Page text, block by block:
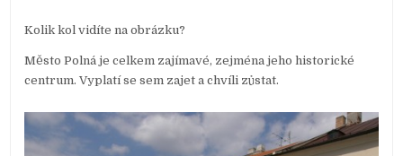
Kolik kol vidíte na obrázku?
Město Polná je celkem zajímavé, zejména jeho historické
centrum. Vyplatí se sem zajet a chvíli zůstat.